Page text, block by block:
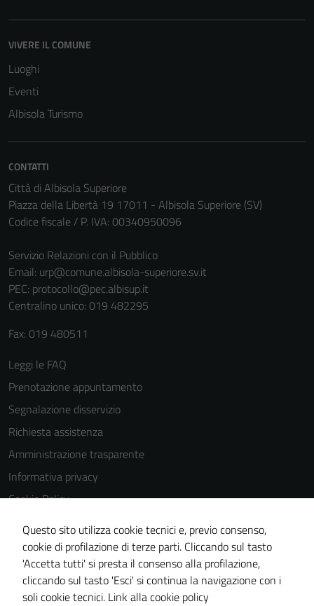
VIVERE IL COMUNE
Luoghi
Eventi
Albisola Turismo
CONTATTI
Città di Albisola Superiore
Piazza della Libertà 19 17011 - Albisola Superiore (SV)
Codice fiscale / P. IVA: 00340950096
Servizio Relazioni con il Pubblico
Email: urp@comune.albisola-superiore.sv.it
PEC: protocollo@pec.albisup.it
Centralino unico: 019 482295
Fax: 019 480511
Leggi le FAQ
Prenotazione appuntamento
Segnalazione disservizio
Richiesta assistenza
Amministrazione trasparente
Informativa privacy
Cookie Policy
Note legali
Dichiarazione di accessibilità
Piano di miglioramento del sito
Statistiche sito web
Questo sito utilizza cookie tecnici e, previo consenso,
cookie di profilazione di terze parti. Cliccando sul tasto
'Accetta tutti' si presta il consenso alla profilazione,
cliccando sul tasto 'Esci' si continua la navigazione con i
soli cookie tecnici. Link alla cookie policy
Tecnici
per il